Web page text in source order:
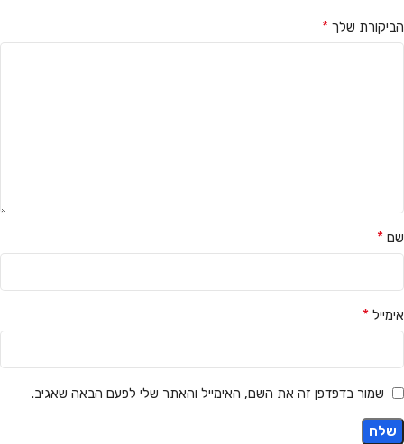
הביקורת שלך *
שם *
אימייל *
שמור בדפדפן זה את השם, האימייל והאתר שלי לפעם הבאה שאגיב.